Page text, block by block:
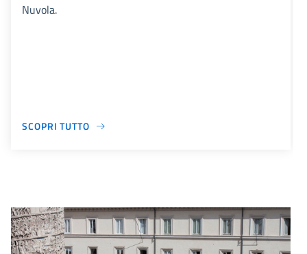
Nuvola.
SCOPRI TUTTO